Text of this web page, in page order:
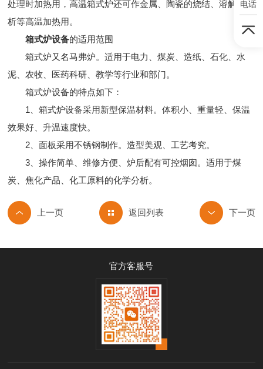
处理时加热用，高温箱式炉还可作金属、陶瓷的烧结、溶解、分
析等高温加热用。
箱式炉设备的适用范围
箱式炉又名马弗炉。适用于电力、煤炭、造纸、石化、水
泥、农牧、医药科研、教学等行业和部门。
箱式炉设备的特点如下：
1、箱式炉设备采用新型保温材料。体积小、重量轻、保温
效果好、升温速度快。
2、面板采用不锈钢制作。造型美观、工艺考究。
3、操作简单、维修方便、炉后配有可控烟囱。适用于煤
炭、焦化产品、化工原料的化学分析。
返回列表
官方客服号
电话